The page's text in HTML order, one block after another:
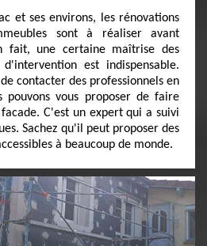
et ses environs, les rénovations
sont à réaliser avant
fait, une certaine maîtrise des
est indispensable.
contacter des professionnels en
pouvons vous proposer de faire
C'est un expert qui a suivi
Sachez qu'il peut proposer des
à beaucoup de monde.